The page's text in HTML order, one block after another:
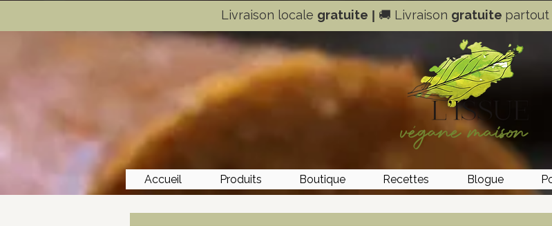
Livraison locale gratuite 🚚 Livraison gratuite partout
Accueil Produits Boutique Recettes Blogue